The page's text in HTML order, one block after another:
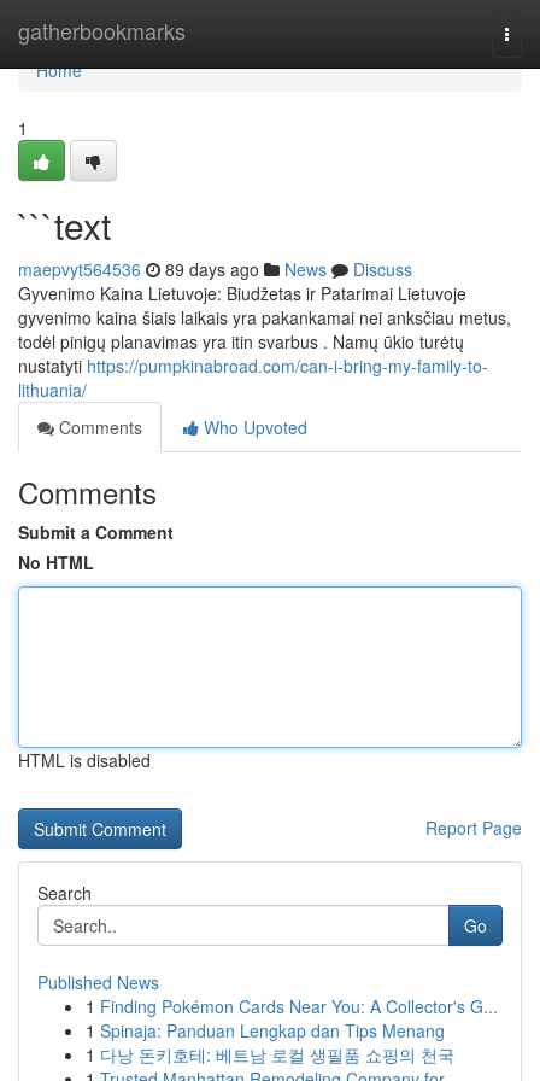
gatherbookmarks
Home
Home
1
```text
maepvyt564536 89 days ago News
Discuss
Gyvenimo Kaina Lietuvoje: Biudžetas ir Patarimai Lietuvoje
gyvenimo kaina šiais laikais yra pakankamai nei anksčiau metus,
todėl pinigų planavimas yra itin svarbus . Namų ūkio turėtų
nustatyti https://pumpkinabroad.com/can-i-bring-my-family-to-
lithuania/
Comments
Who Upvoted
Comments
Submit a Comment
No HTML
HTML is disabled
Report Page
Search
Go
Published News
1 Finding Pokémon Cards Near You: A Collector's G...
1 Spinaja: Panduan Lengkap dan Tips Menang
1 다낭 돈키호테: 베트남 로컬 생필품 쇼핑의 천국